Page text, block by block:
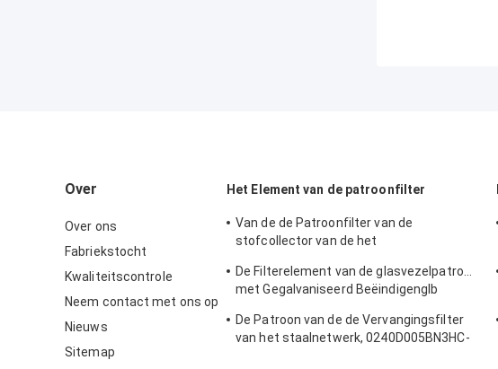
Over
Over ons
Fabriekstocht
Kwaliteitscontrole
Neem contact met ons op
Nieuws
Sitemap
Het Element van de patroonfilter
Van de de Patroonfilter van de
stofcollector van de het
Duimhoogte
De Filterelement van de glasvezelpatroon
met Gegalvaniseerd Beëindigenglb
De Patroon van de de Vervangingsfilter
van het staalnetwerk, 0240D005BN3HC-